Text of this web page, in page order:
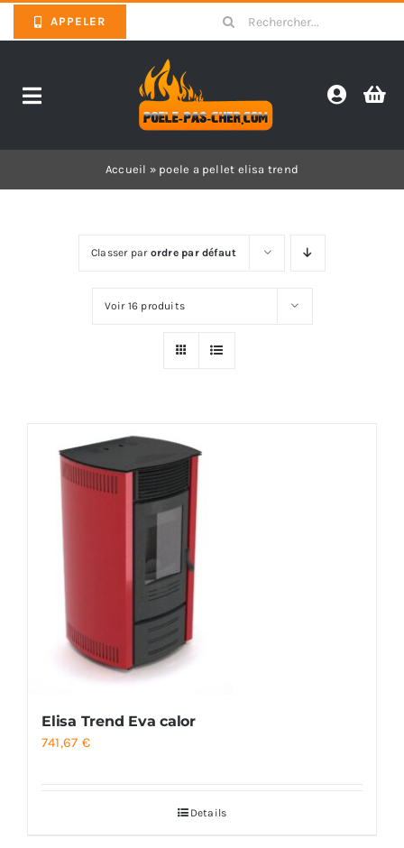
to
APPELER
Search
for:
Toggle
Cuisinières
Accueil » poele a pellet elisa trend
Classer par ordre par défaut
Voir 16 produits
Elisa Trend Eva calor
741,67 €
Details